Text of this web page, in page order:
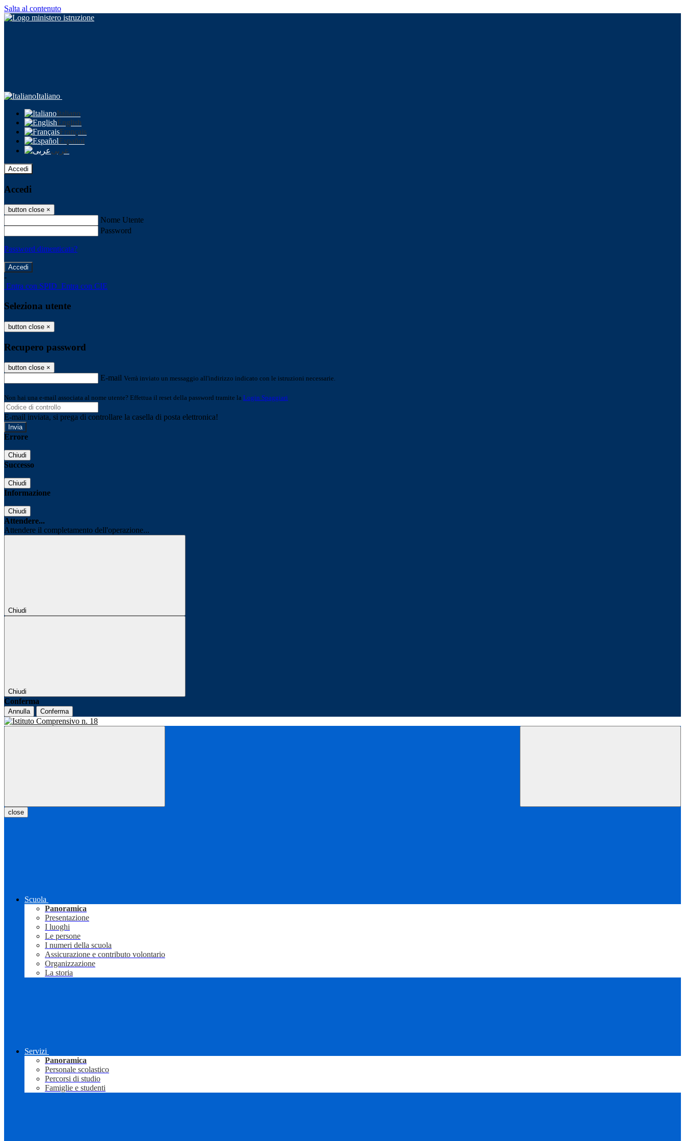
Salta al contenuto
Italiano
Italiano
English
Français
Español
عربى
Accedi
Accedi
button close ×
Nome Utente
Password
Password dimenticata?
-
Entra con SPID Entra con CIE
Seleziona utente
button close ×
Recupero password
button close ×
E-mail Verrà inviato un messaggio all'indirizzo indicato con le istruzioni necessarie.
Non hai una e-mail associata al nome utente? Effettua il reset della password tramite la Login Spaggiari
E-mail inviata, si prega di controllare la casella di posta elettronica!
Errore
Chiudi
Successo
Chiudi
Informazione
Chiudi
Attendere...
Attendere il completamento dell'operazione...
Chiudi
Chiudi
Conferma
Annulla Conferma
close
Scuola
Panoramica
Presentazione
I luoghi
Le persone
I numeri della scuola
Assicurazione e contributo volontario
Organizzazione
La storia
Servizi
Panoramica
Personale scolastico
Percorsi di studio
Famiglie e studenti